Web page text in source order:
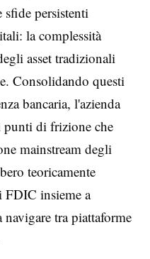
persistenti
la complessità
asset tradizionali
Consolidando questi
bancaria, l'azienda
punti di frizione che
mainstream degli
teoricamente
FDIC insieme a
tra piattaforme